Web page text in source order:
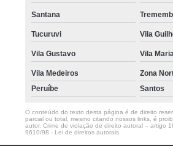
Santana
Tucuruvi Vila
Vila Gustavo Vila Maria
Vila Medeiros
Zona
Peruíbe
Santos
O conteúdo do texto desta página é de direito
parcial ou total, mesmo citando nossos links, é
autor. Crime de violação de direito autoral – artigo
9610/98 - Lei de direitos autorais